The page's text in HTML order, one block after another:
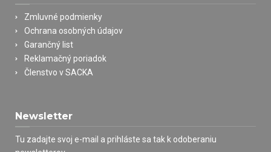
Zmluvné podmienky
Ochrana osobných údajov
Garančný list
Reklamačný poriadok
Členstvo v SACKA
Newsletter
Tu zadajte svoj e-mail a prihláste sa tak k odoberaniu